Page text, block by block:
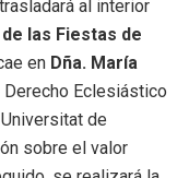
al interior
las Fiestas de
en Dña. María
Derecho Eclesiástico
de
sobre el valor